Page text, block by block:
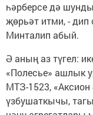
һәрберсе дә
җөрьәт итми, - дип
Минталип абый.
Ә аның аз түгел:
«Полесье» ашлык
МТЗ-1523,
үзбушаткычы,